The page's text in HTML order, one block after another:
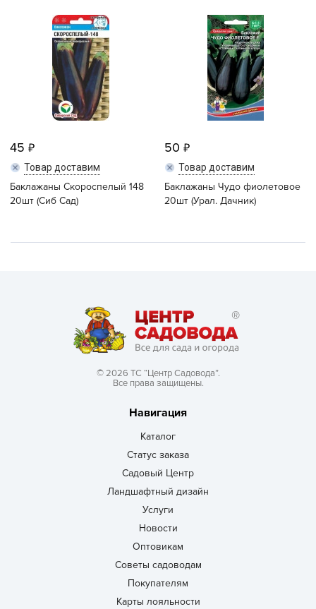
45
Товар доставим
Баклажаны Скороспелый 148
20шт (Сиб Сад)
50
Товар доставим
Баклажаны Чудо фиолетовое
20шт (Урал. Дачник)
© 2026 ТС “Центр Садовода”.
Все права защищены.
Навигация
Каталог
Статус заказа
Садовый Центр
Ландшафтный дизайн
Услуги
Новости
Оптовикам
Советы садоводам
Покупателям
Карты лояльности